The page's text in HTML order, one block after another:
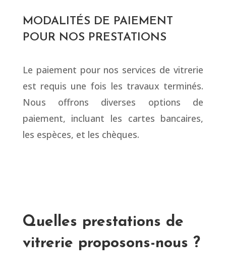
MODALITÉS DE PAIEMENT
POUR NOS PRESTATIONS
Le paiement pour nos services de vitrerie
est requis une fois les travaux terminés.
Nous offrons diverses options de
paiement, incluant les cartes bancaires,
les espèces, et les chèques.
Quelles prestations de
vitrerie proposons-nous ?